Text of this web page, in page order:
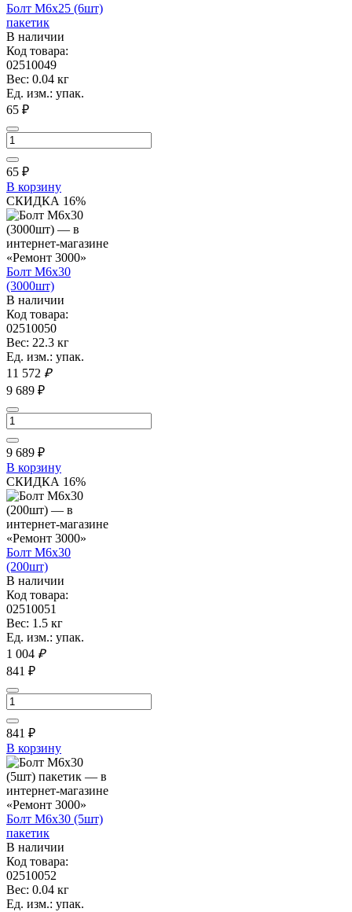
Болт М6х25 (6шт)
пакетик
В наличии
Код товара:
02510049
Вес: 0.04 кг
Ед. изм.: упак.
65 ₽
65 ₽
В корзину
СКИДКА 16%
Болт М6х30
(3000шт)
В наличии
Код товара:
02510050
Вес: 22.3 кг
Ед. изм.: упак.
11 572 ₽
9 689 ₽
9 689 ₽
В корзину
СКИДКА 16%
Болт М6х30
(200шт)
В наличии
Код товара:
02510051
Вес: 1.5 кг
Ед. изм.: упак.
1 004 ₽
841 ₽
841 ₽
В корзину
Болт М6х30 (5шт)
пакетик
В наличии
Код товара:
02510052
Вес: 0.04 кг
Ед. изм.: упак.